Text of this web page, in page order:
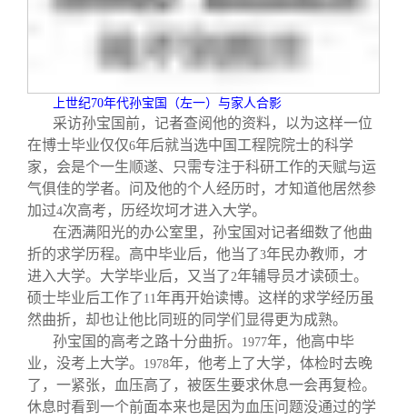
上世纪70年代孙宝国（左一）与家人合影
采访孙宝国前，记者查阅他的资料，以为这样一位
在博士毕业仅仅6年后就当选中国工程院院士的科学
家，会是个一生顺遂、只需专注于科研工作的天赋与运
气俱佳的学者。问及他的个人经历时，才知道他居然参
加过4次高考，历经坎坷才进入大学。
在洒满阳光的办公室里，孙宝国对记者细数了他曲
折的求学历程。高中毕业后，他当了3年民办教师，才
进入大学。大学毕业后，又当了2年辅导员才读硕士。
硕士毕业后工作了 11年再开始读博。这样的求学经历虽
然曲折，却也让他比同班的同学们显得更为成熟。
孙宝国的高考之路十分曲折。
1977年，他高中毕
业，没考上大学。
1978年，他考上了大学，体检时去晚
了，一紧张，血压高了，被医生要求休息一会再复检。
休息时看到一个前面本来也是因为血压问题没通过的学